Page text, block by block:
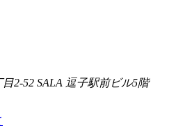
2-52 SALA 逗子駅前ビル5階